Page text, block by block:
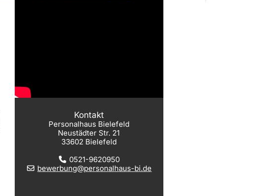
Kontakt
Personalhaus Bielefeld
Neustädter Str. 21
33602 Bielefeld
0521-9620950
bewerbung@personalhaus-bi.de